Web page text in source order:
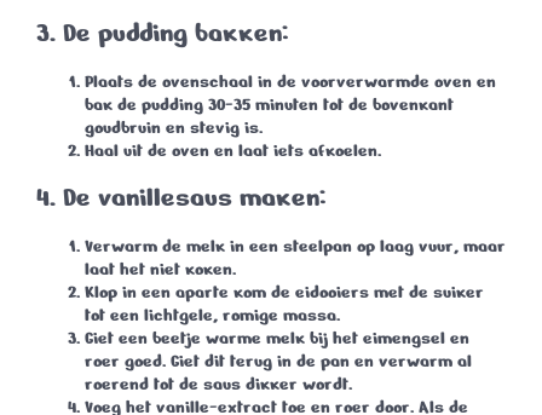
3. De pudding bakken:
Plaats de ovenschaal in de voorverwarmde oven en
bak de pudding 30-35 minuten tot de bovenkant
goudbruin en stevig is.
Haal uit de oven en laat iets afkoelen.
4. De vanillesaus maken:
Verwarm de melk in een steelpan op laag vuur, maar
laat het niet koken.
Klop in een aparte kom de eidooiers met de suiker
tot een lichtgele, romige massa.
Giet een beetje warme melk bij het eimengsel en
roer goed. Giet dit terug in de pan en verwarm al
roerend tot de saus dikker wordt.
Voeg het vanille-extract toe en roer door. Als de